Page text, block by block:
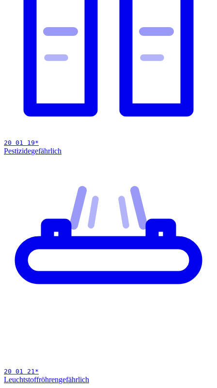
20 01 19*
Pestizidegefährlich
20 01 21*
Leuchtstoffröhrengefährlich